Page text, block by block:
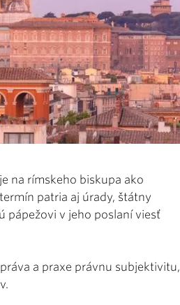
na rímskeho biskupa ako
patria aj úrady, štátny
pápežovi v jeho poslaní viesť
a praxe právnu subjektivitu,